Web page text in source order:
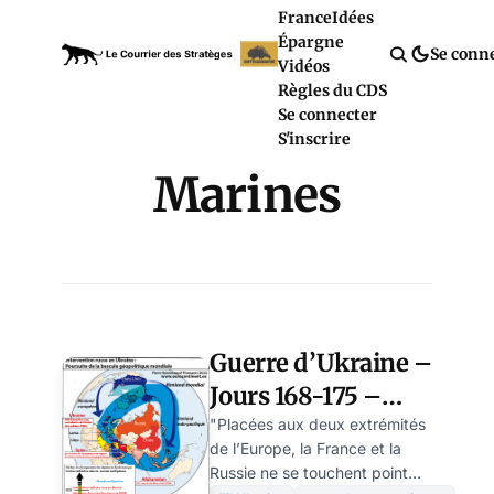
FranceIdées
Épargne
Vidéos
Règles du CDS
Se connecter
S'inscrire
Se
Marines
Guerre d’Ukraine –
Jours 168-175 –
Pendant que
Macron fait du jet-
"Placées aux deux extrémités
de l’Europe, la France et la
Russie ne se touchent point